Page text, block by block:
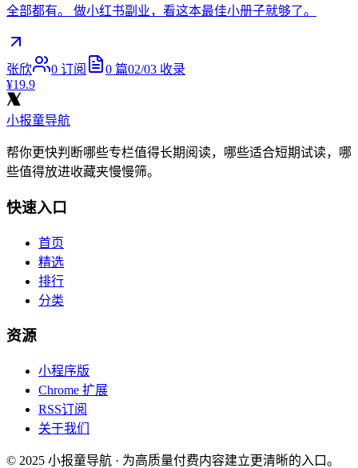
全部都有。 做小红书副业，看这本最佳小册子就够了。
张欣 0 订阅 0 篇02/03 收录
¥19.9
小报童导航
帮你更快判断哪些专栏值得长期阅读，哪些适合短期试读，哪
些值得放进收藏夹慢慢筛。
快速入口
首页
精选
排行
分类
资源
小程序版
Chrome 扩展
RSS订阅
关于我们
© 2025 小报童导航 · 为高质量付费内容建立更清晰的入口。